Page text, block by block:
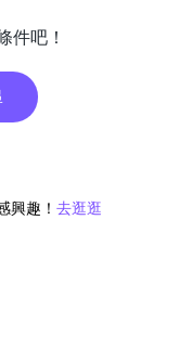
件吧！
興趣！ 去逛逛